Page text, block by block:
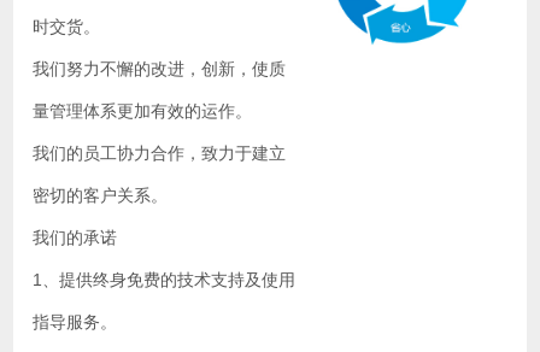
时交货。
我们努力不懈的改进，创新，使质
量管理体系更加有效的运作。
我们的员工协力合作，致力于建立
密切的客户关系。
我们的承诺
1、提供终身免费的技术支持及使用
指导服务。